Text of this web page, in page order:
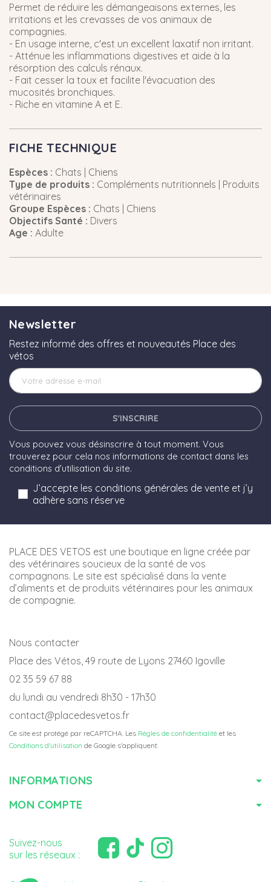
Permet de réduire les démangeaisons externes, les
irritations et les crevasses de vos animaux de
compagnies.
- En usage interne, c'est un excellent laxatif non irritant.
- Atténue les inflammations digestives et aide à la
résorption des calculs rénaux.
- Fait cesser la toux et facilite l'évacuation des
mucosités bronchiques.
- Riche en vitamine A et E.
FICHE TECHNIQUE
Espèces : Chats | Chiens
Type de produits : Compléments nutritionnels | Produits
vétérinaires
Groupe Espèces : Chats | Chiens
Objectifs Santé : Divers
Age : Adulte
Newsletter
Restez informé des offres et nouveautés Place des
vétos
S'INSCRIRE
Vous pouvez vous désinscrire à tout moment. Vous
trouverez pour cela nos informations de contact dans les
conditions d'utilisation du site.
J’accepte les conditions générales de vente et j’y
adhère sans réserve
PLACE DES VETOS est une boutique en ligne créée par
des vétérinaires soucieux de la santé de vos
compagnons. Le site est spécialisé dans la vente
d’aliments et de produits vétérinaires pour les animaux
de compagnie.
Nous contacter
Place des Vétos, 49 route de Lyons 27460 Igoville
02 35 59 67 88
du lundi au vendredi 8h30 - 17h30
contact@placedesvetos.fr
Ce site est protégé par reCAPTCHA. Les Règles de confidentialité et les
Conditions d'utilisation de Google s'appliquent.
INFORMATIONS
MON COMPTE
Suivez-nous
sur les réseaux :